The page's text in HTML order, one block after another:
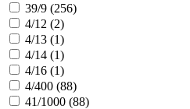
39/9 (256)
4/12 (2)
4/13 (1)
4/14 (1)
4/16 (1)
4/400 (88)
41/1000 (88)